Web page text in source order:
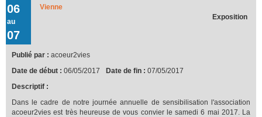
06
au
07
Vienne
Exposition
Publié par : acoeur2vies
Date de début : 06/05/2017 Date de fin : 07/05/2017
Descriptif :
Dans le cadre de notre journée annuelle de sensibilisation l'association
acoeur2vies est très heureuse de vous convier le samedi 6 mai 2017. La